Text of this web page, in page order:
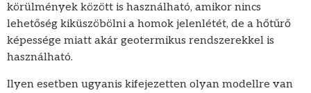
körülmények között is használható, amikor nincs
lehetőség kiküszöbölni a homok jelenlétét, de a hőtűrő
képessége miatt akár geotermikus rendszerekkel is
használható.
Ilyen esetben ugyanis kifejezetten olyan modellre van